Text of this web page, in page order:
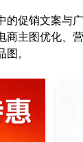
的促销文案与
商主图优化、
。